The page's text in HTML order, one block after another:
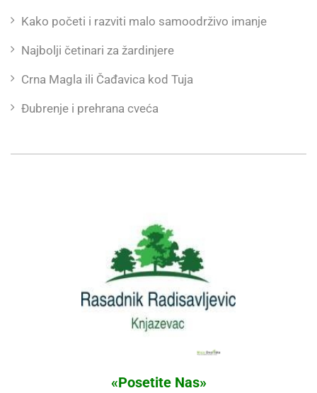
Kako početi i razviti malo samoodrživo imanje
Najbolji četinari za žardinjere
Crna Magla ili Čađavica kod Tuja
Đubrenje i prehrana cveća
«Posetite Nas»